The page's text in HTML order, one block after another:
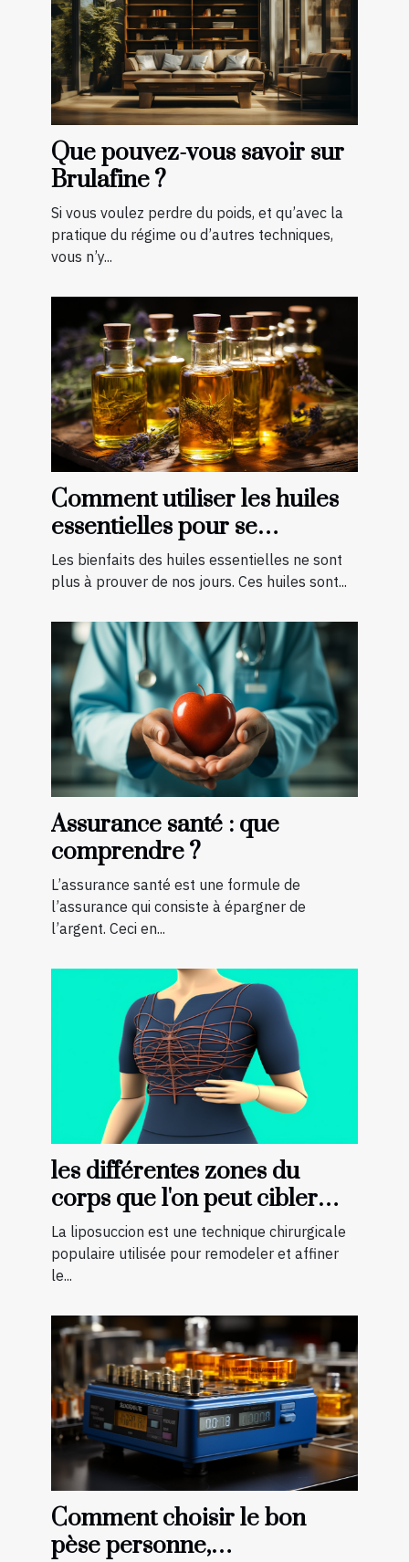
Que pouvez-vous savoir sur
Brulafine ?
Si vous voulez perdre du poids, et qu’avec la
pratique du régime ou d’autres techniques,
vous n’y...
Comment utiliser les huiles
essentielles pour se
soigner ?
Les bienfaits des huiles essentielles ne sont
plus à prouver de nos jours. Ces huiles sont...
Assurance santé : que
comprendre ?
L’assurance santé est une formule de
l’assurance qui consiste à épargner de
l’argent. Ceci en...
les différentes zones du
corps que l'on peut cibler
avec la liposuccion en
Tunisie
La liposuccion est une technique chirurgicale
populaire utilisée pour remodeler et affiner
le...
Comment choisir le bon
pèse personne,